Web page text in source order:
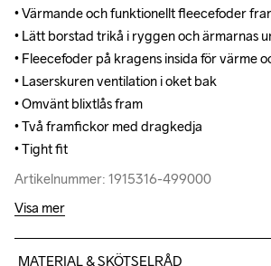
• Värmande och funktionellt fleecefoder
• Lätt borstad trikå i ryggen och ärmarnas
• Fleecefoder på kragens insida för värme
• Laserskuren ventilation i oket bak
• Omvänt blixtlås fram
• Två framfickor med dragkedja
• Tight fit
Artikelnummer: 1915316-499000
• Värmande och funktionellt fleecefoder
• Lätt borstad trikå i ryggen och ärmarnas
• Fleecefoder på kragens insida för värme
• Laserskuren ventilation i oket bak
• Omvänt blixtlås fram
• Två framfickor med dragkedja
• Tight fit
Artikelnummer: 1915316-499000
Visa mer
MATERIAL & SKÖTSELRÅD